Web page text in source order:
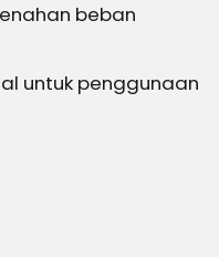
beban
untuk penggunaan